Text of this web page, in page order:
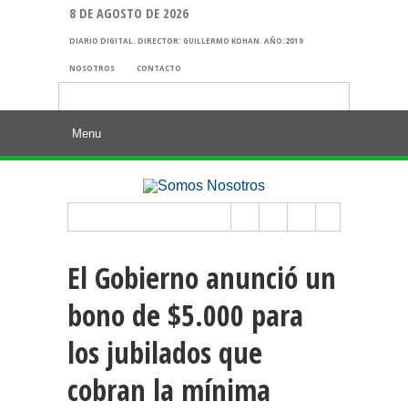
8 DE AGOSTO DE 2026
DIARIO DIGITAL. DIRECTOR: GUILLERMO KOHAN. AÑO:2019
NOSOTROS CONTACTO
El Gobierno anunció un
bono de $5.000 para
los jubilados que
cobran la mínima